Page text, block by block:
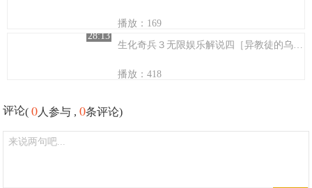
播放：169
28:13
生化奇兵３无限娱乐解说四［异教徒的乌鸦］
播放：418
评论(0 人参与 ,0条评论)